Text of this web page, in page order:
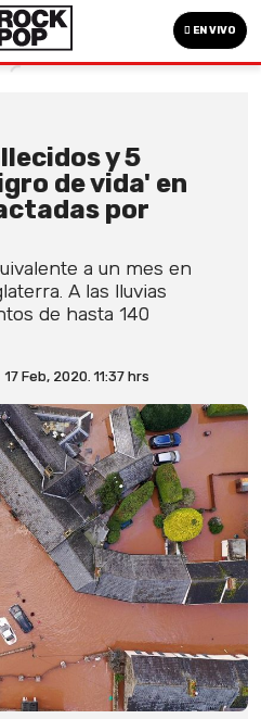
EN VIVO
y 5
de vida' en
por
a un mes en
A las lluvias
de hasta 140
17 Feb, 2020. 11:37 hrs